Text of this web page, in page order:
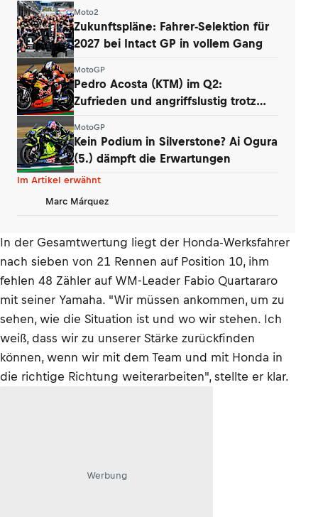
Moto2
Zukunftspläne: Fahrer-Selektion für
2027 bei Intact GP in vollem Gang
MotoGP
Pedro Acosta (KTM) im Q2:
Zufrieden und angriffslustig trotz
MotoGP
Kein Podium in Silverstone? Ai Ogura
(5.) dämpft die Erwartungen
Im Artikel erwähnt
Marc Márquez
In der Gesamtwertung liegt der Honda-Werksfahrer
nach sieben von 21 Rennen auf Position 10, ihm
fehlen 48 Zähler auf WM-Leader Fabio Quartararo
mit seiner Yamaha. "Wir müssen ankommen, um zu
sehen, wie die Situation ist und wo wir stehen. Ich
weiß, dass wir zu unserer Stärke zurückfinden
können, wenn wir mit dem Team und mit Honda in
die richtige Richtung weiterarbeiten", stellte er klar.
Werbung